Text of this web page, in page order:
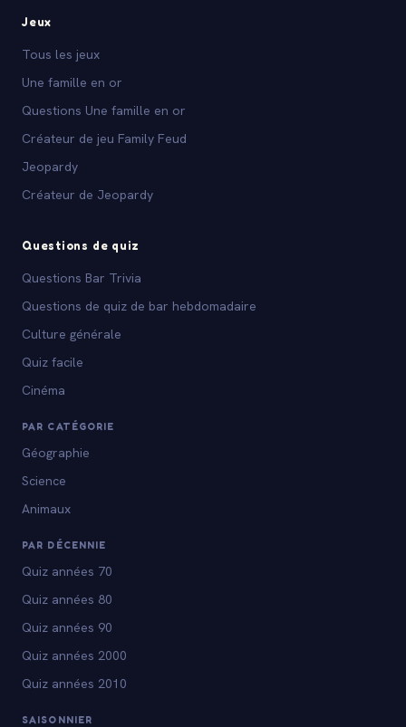
Jeux
Tous les jeux
Une famille en or
Questions Une famille en or
Créateur de jeu Family Feud
Jeopardy
Créateur de Jeopardy
Questions de quiz
Questions Bar Trivia
Questions de quiz de bar hebdomadaire
Culture générale
Quiz facile
Cinéma
PAR CATÉGORIE
Géographie
Science
Animaux
PAR DÉCENNIE
Quiz années 70
Quiz années 80
Quiz années 90
Quiz années 2000
Quiz années 2010
SAISONNIER